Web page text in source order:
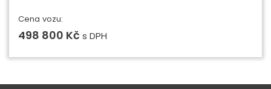
Cena vozu:
498 800 Kč s DPH